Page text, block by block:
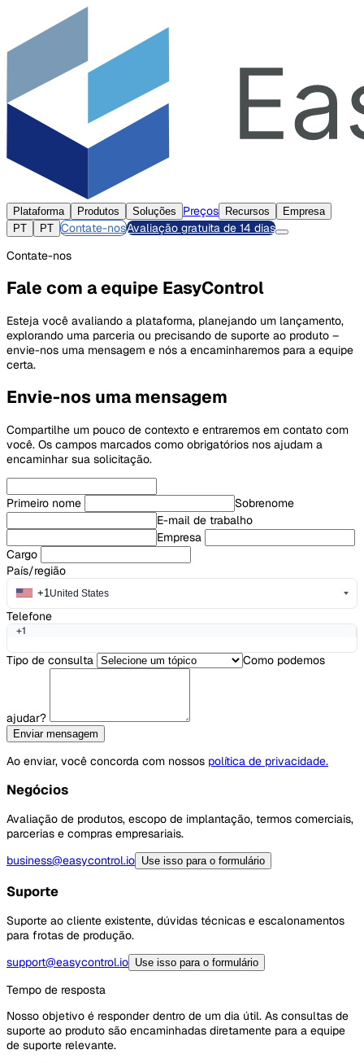
Plataforma Produtos Soluções Preços Recursos
Empresa
PT
PT Contate-nosAvaliação gratuita de 14 dias
Contate-nos
Fale com a equipe EasyControl
Esteja você avaliando a plataforma, planejando um lançamento,
explorando uma parceria ou precisando de suporte ao produto –
envie-nos uma mensagem e nós a encaminharemos para a equipe
certa.
Envie-nos uma mensagem
Compartilhe um pouco de contexto e entraremos em contato com
você. Os campos marcados como obrigatórios nos ajudam a
encaminhar sua solicitação.
Primeiro nome
Sobrenome
E-mail de trabalho
Empresa
Cargo
País/região
+1United States
Telefone
+1
Tipo de consulta Como podemos
ajudar?
Enviar mensagem
Ao enviar, você concorda com nossos política de privacidade.
Negócios
Avaliação de produtos, escopo de implantação, termos comerciais,
parcerias e compras empresariais.
business@easycontrol.io Use isso para o formulário
Suporte
Suporte ao cliente existente, dúvidas técnicas e escalonamentos
para frotas de produção.
support@easycontrol.io Use isso para o formulário
Tempo de resposta
Nosso objetivo é responder dentro de um dia útil. As consultas de
suporte ao produto são encaminhadas diretamente para a equipe
de suporte relevante.